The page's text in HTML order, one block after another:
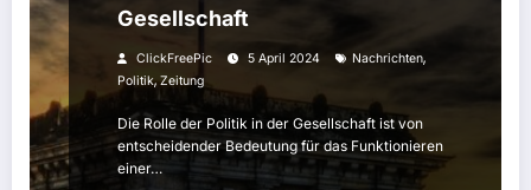
Gesellschaft
ClickFreePic 5 April 2024 Nachrichten,
Politik,Zeitung
Die Rolle der Politik in der Gesellschaft ist von
entscheidender Bedeutung für das Funktionieren
einer…